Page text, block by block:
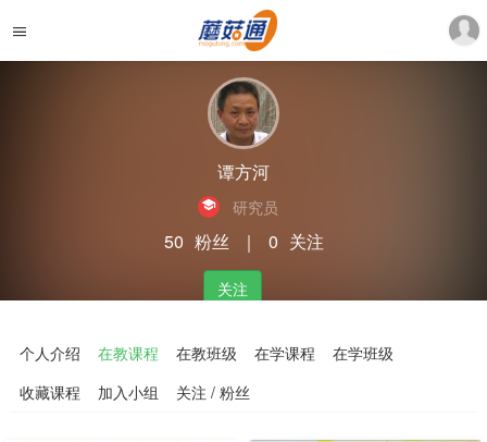
谭方河
研究员
50 粉丝 ｜ 0 关注
关注
个人介绍 在教课程 在教班级 在学课程
在学班级
收藏课程
加入小组 关注 / 粉丝